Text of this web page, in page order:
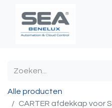
Alle producten
CARTER afdekkap voor